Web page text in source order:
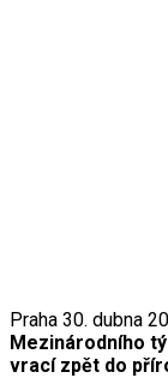
Praha 30. dubna
Mezinárodního
vrací zpět do